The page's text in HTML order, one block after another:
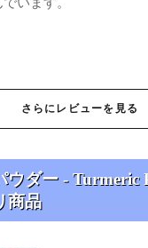
望
さらにレビューを見る
ダー - Turmeric
商品